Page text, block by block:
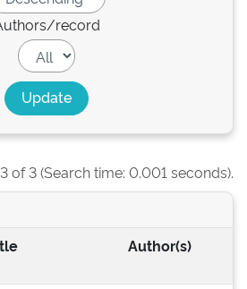
record
of 3 (Search time: 0.001 seconds).
Author(s)